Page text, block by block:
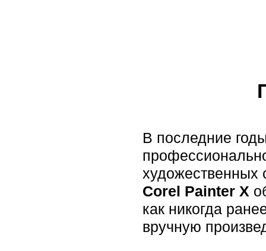
В последние
художественных
Corel Painter X
как никогда
вручную